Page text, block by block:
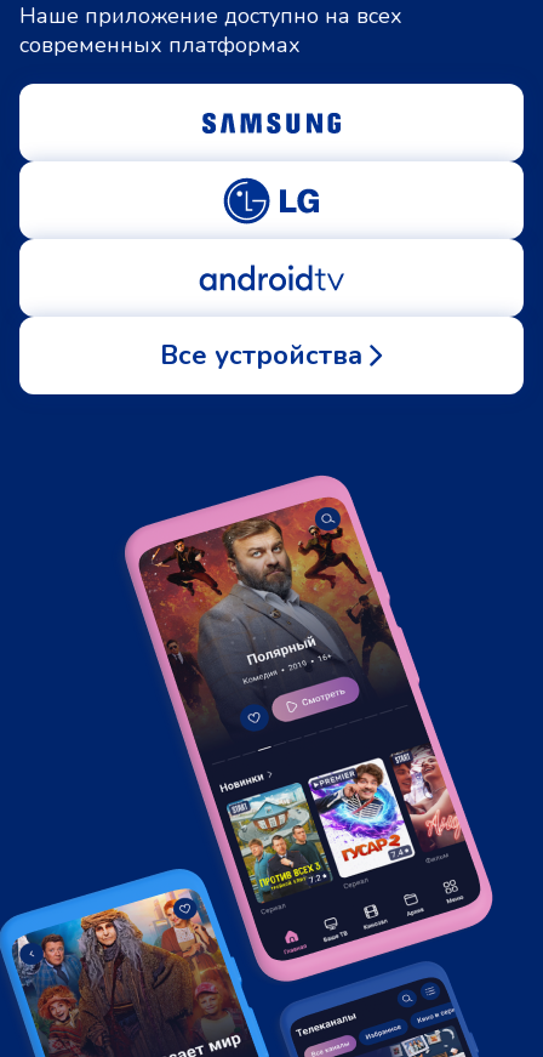
Наше приложение доступно на всех
современных платформах
Все устройства